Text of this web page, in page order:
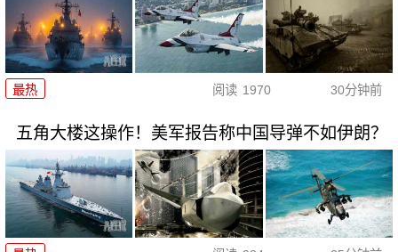
最热 阅读 1970 30分钟前
五角大楼这操作！美军报告称中国导弹不如伊朗？